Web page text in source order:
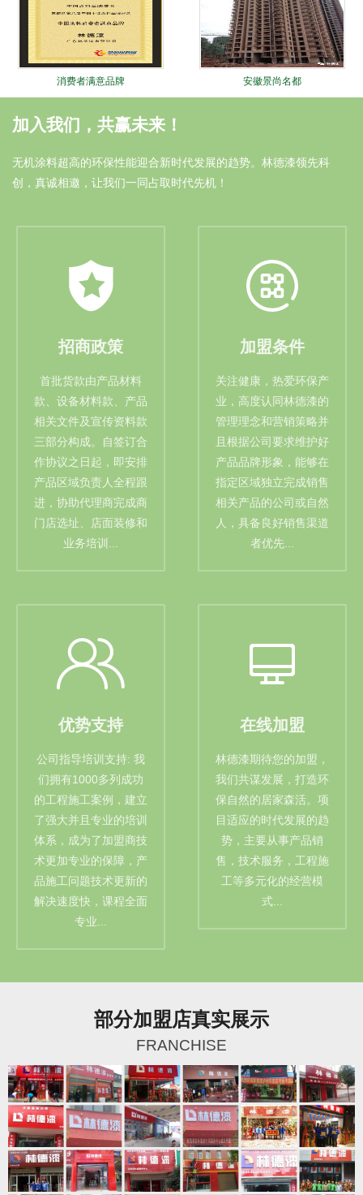
消费者满意品牌 安徽景尚名都
林德十大锐进证书 大连远洋广场
加入我们，共赢未来！
无机涂料超高的环保性能迎合新时代发展的趋势。林德漆领先科
创，真诚相邀，让我们一同占取时代先机！
招商政策
首批货款由产品材料
款、设备材料款、产品
相关文件及宣传资料款
三部分构成。自签订合
作协议之日起，即安排
产品区域负责人全程跟
进，协助代理商完成商
门店选址、店面装修和
业务培训...
加盟条件
关注健康，热爱环保产
业，高度认同林德漆的
管理理念和营销策略并
且根据公司要求维护好
产品品牌形象，能够在
指定区域独立完成销售
相关产品的公司或自然
人，具备良好销售渠道
者优先...
优势支持
公司指导培训支持: 我
们拥有1000多列成功
的工程施工案例，建立
了强大并且专业的培训
体系，成为了加盟商技
术更加专业的保障，产
品施工问题技术更新的
解决速度快，课程全面
专业...
在线加盟
林德漆期待您的加盟，
我们共谋发展，打造环
保自然的居家森活。项
目适应的时代发展的趋
势，主要从事产品销
售，技术服务，工程施
工等多元化的经营模
式...
部分加盟店真实展示
FRANCHISE